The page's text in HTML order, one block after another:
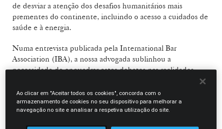
de desviar a atenção dos desafios humanitários mais
prementes do continente, incluindo o acesso a cuidados de
saúde e à energia.
Numa entrevista publicada pela International Bar
Association (IBA), a nossa advogada sublinhou a
necessidade de enquadrar estes debates nas realidades
vários países africanos.
«Quando se trabalha ou intervém em África, é preciso
Ao clicar em "Aceitar todos os cookies", concorda com o
armazenamento de cookies no seu dispositivo para melhorar a
navegação no site e analisar a respetiva utilização do site.